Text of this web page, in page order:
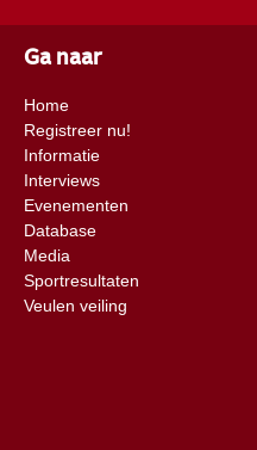
Ga naar
Home
Registreer nu!
Informatie
Interviews
Evenementen
Database
Media
Sportresultaten
Veulen veiling